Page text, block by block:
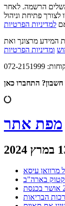
הרשמה. לאחר
פתיחת וניהול
המידע מרצונך ואת
ומדיניות הפרטיות
התחברו כאן
מפת אתר
מרוואן עיסא
בארה"ב
הבריאות